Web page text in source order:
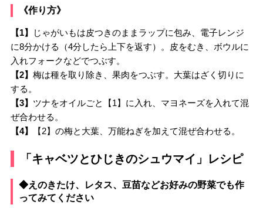
《作り方》
【1】
じゃがいもは皮つきのままラップに包み、電子レンジ
に8分かける（4分したら上下を返す）。皮をむき、ボウルに
入れフォークなどでつぶす。
【2】 梅は種を取り除き、果肉をつぶす。大葉はざく切りに
する。
【3】 ツナをオイルごと【1】に入れ、マヨネーズを入れて混
ぜ合わせる。
【4】
【2】の梅と大葉、万能ねぎを加えて混ぜ合わせる。
「キャベツとひじきのシュウマイ」レシピ
◆えのきたけ、レタス、豆苗などお好みの野菜でも作
ってみてください